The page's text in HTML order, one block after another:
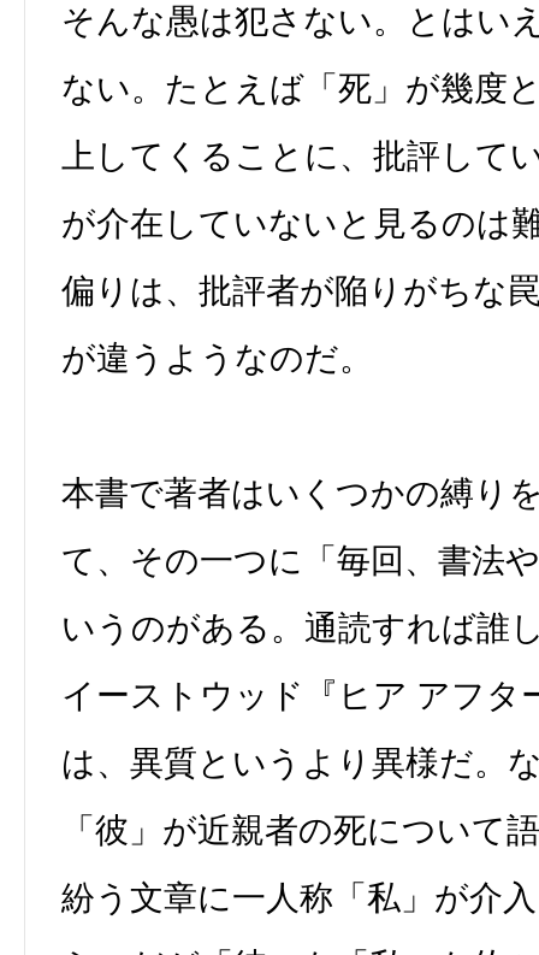
そんな愚は犯さない。とはい
ない。たとえば「死」が幾度
上してくることに、批評して
が介在していないと見るのは
偏りは、批評者が陥りがちな
が違うようなのだ。
本書で著者はいくつかの縛り
て、その一つに「毎回、書法
いうのがある。通読すれば誰
イーストウッド『ヒア アフタ
は、異質というより異様だ。
「彼」が近親者の死について
紛う文章に一人称「私」が介